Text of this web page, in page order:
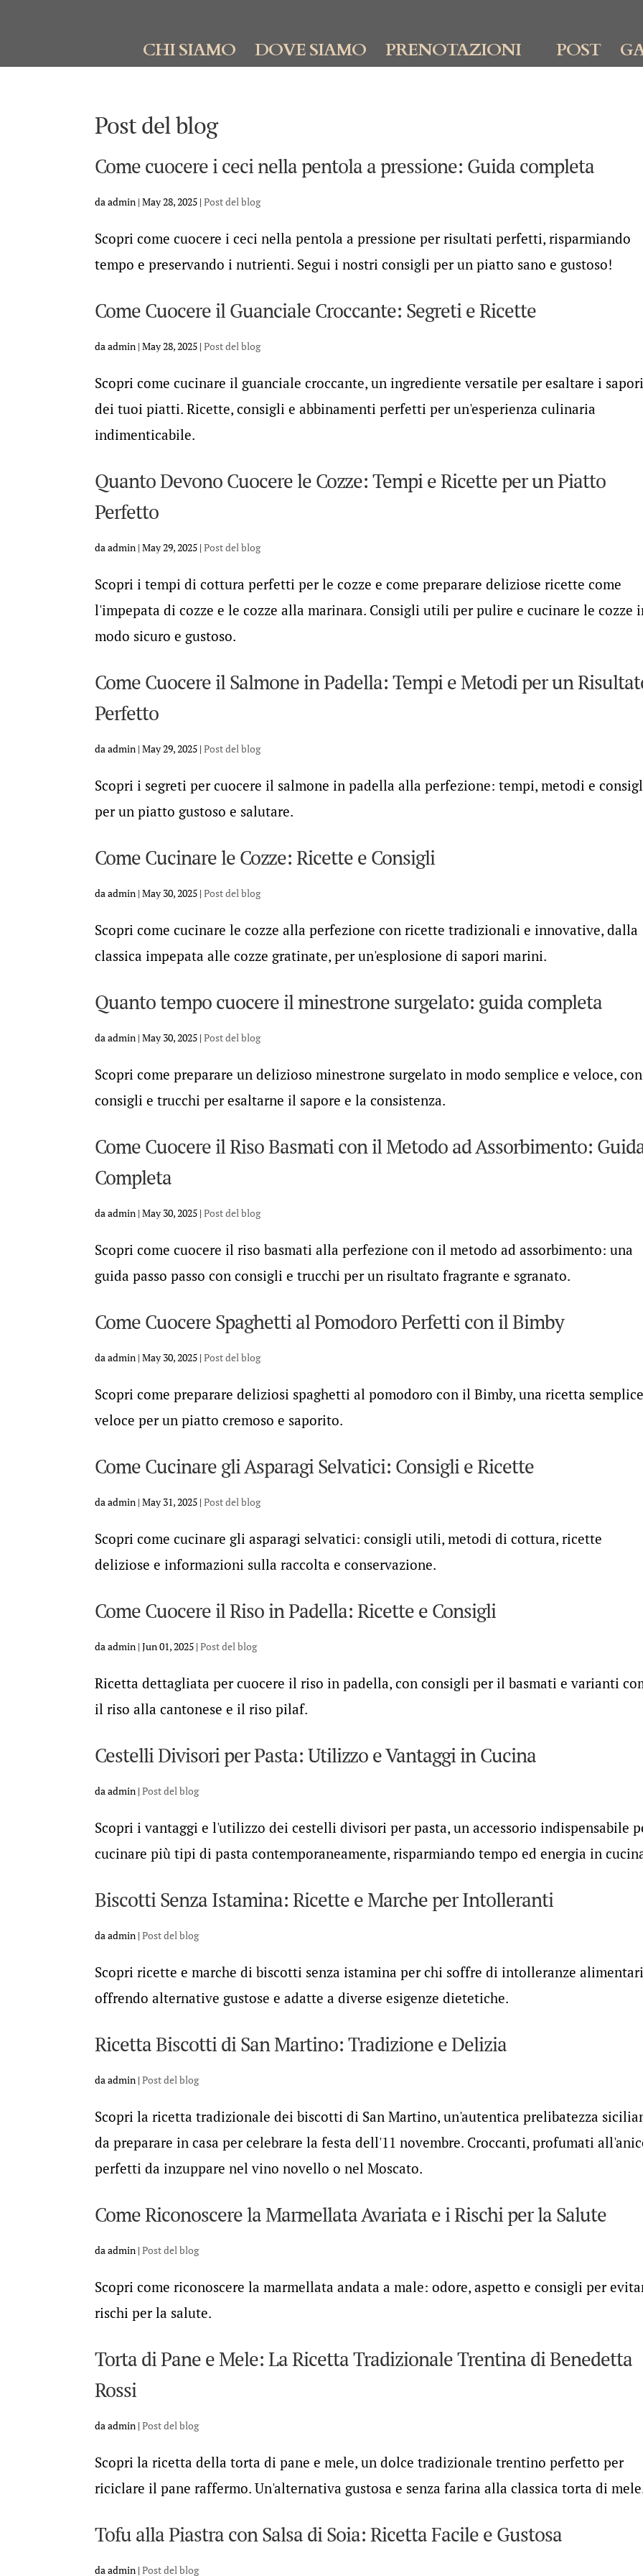
CHI SIAMO DOVE SIAMO PRENOTAZIONI POST
Post del blog
Come cuocere i ceci nella pentola a pressione: Guida completa
daadmin | May 28, 2025 | Post del blog
Scopri come cuocere i ceci nella pentola a pressione per risultati perfetti, risparmiando
tempo e preservando i nutrienti. Segui i nostri consigli per un piatto sano e gustoso!
Come Cuocere il Guanciale Croccante: Segreti e Ricette
daadmin | May 28, 2025 | Post del blog
Scopri come cucinare il guanciale croccante, un ingrediente versatile per esaltare i sapori
dei tuoi piatti. Ricette, consigli e abbinamenti perfetti per un'esperienza culinaria
indimenticabile.
Quanto Devono Cuocere le Cozze: Tempi e Ricette per un Piatto
Perfetto
daadmin | May 29, 2025 | Post del blog
Scopri i tempi di cottura perfetti per le cozze e come preparare deliziose ricette come
l'impepata di cozze e le cozze alla marinara. Consigli utili per pulire e cucinare le cozze
modo sicuro e gustoso.
Come Cuocere il Salmone in Padella: Tempi e Metodi per un
Perfetto
daadmin | May 29, 2025 | Post del blog
Scopri i segreti per cuocere il salmone in padella alla perfezione: tempi, metodi e
per un piatto gustoso e salutare.
Come Cucinare le Cozze: Ricette e Consigli
daadmin | May 30, 2025 | Post del blog
Scopri come cucinare le cozze alla perfezione con ricette tradizionali e innovative, dalla
classica impepata alle cozze gratinate, per un'esplosione di sapori marini.
Quanto tempo cuocere il minestrone surgelato: guida completa
daadmin | May 30, 2025 | Post del blog
Scopri come preparare un delizioso minestrone surgelato in modo semplice e veloce, con
consigli e trucchi per esaltarne il sapore e la consistenza.
Come Cuocere il Riso Basmati con il Metodo ad Assorbimento:
Completa
daadmin | May 30, 2025 | Post del blog
Scopri come cuocere il riso basmati alla perfezione con il metodo ad assorbimento: una
guida passo passo con consigli e trucchi per un risultato fragrante e sgranato.
Come Cuocere Spaghetti al Pomodoro Perfetti con il Bimby
daadmin | May 30, 2025 | Post del blog
Scopri come preparare deliziosi spaghetti al pomodoro con il Bimby, una ricetta
veloce per un piatto cremoso e saporito.
Come Cucinare gli Asparagi Selvatici: Consigli e Ricette
daadmin | May 31, 2025 | Post del blog
Scopri come cucinare gli asparagi selvatici: consigli utili, metodi di cottura, ricette
deliziose e informazioni sulla raccolta e conservazione.
Come Cuocere il Riso in Padella: Ricette e Consigli
daadmin | Jun 01, 2025 | Post del blog
Ricetta dettagliata per cuocere il riso in padella, con consigli per il basmati e varianti
il riso alla cantonese e il riso pilaf.
Cestelli Divisori per Pasta: Utilizzo e Vantaggi in Cucina
daadmin | Post del blog
Scopri i vantaggi e l'utilizzo dei cestelli divisori per pasta, un accessorio indispensabile
cucinare più tipi di pasta contemporaneamente, risparmiando tempo ed energia in
Biscotti Senza Istamina: Ricette e Marche per Intolleranti
daadmin | Post del blog
Scopri ricette e marche di biscotti senza istamina per chi soffre di intolleranze
offrendo alternative gustose e adatte a diverse esigenze dietetiche.
Ricetta Biscotti di San Martino: Tradizione e Delizia
daadmin | Post del blog
Scopri la ricetta tradizionale dei biscotti di San Martino, un'autentica prelibatezza
da preparare in casa per celebrare la festa dell'11 novembre. Croccanti, profumati
perfetti da inzuppare nel vino novello o nel Moscato.
Come Riconoscere la Marmellata Avariata e i Rischi per la Salute
daadmin | Post del blog
Scopri come riconoscere la marmellata andata a male: odore, aspetto e consigli per
rischi per la salute.
Torta di Pane e Mele: La Ricetta Tradizionale Trentina di Benedetta
Rossi
daadmin | Post del blog
Scopri la ricetta della torta di pane e mele, un dolce tradizionale trentino perfetto per
riciclare il pane raffermo. Un'alternativa gustosa e senza farina alla classica torta di
Tofu alla Piastra con Salsa di Soia: Ricetta Facile e Gustosa
daadmin | Post del blog